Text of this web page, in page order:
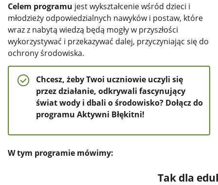
Celem programu jest wykształcenie wśród dzieci i
młodzieży odpowiedzialnych nawyków i postaw, które
wraz z nabytą wiedzą będą mogły w przyszłości
wykorzystywać i przekazywać dalej, przyczyniając się do
ochrony środowiska.
Chcesz, żeby Twoi uczniowie uczyli się
przez działanie, odkrywali fascynujący
świat wody i dbali o środowisko? Dołącz do
programu Aktywni Błękitni!
W tym programie mówimy:
Tak dla